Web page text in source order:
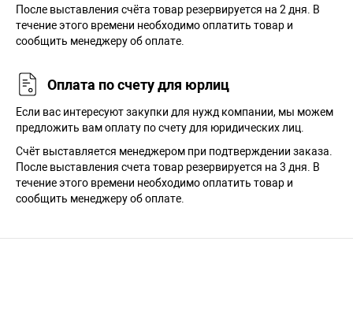
После выставления счёта товар резервируется на 2 дня. В
течение этого времени необходимо оплатить товар и
сообщить менеджеру об оплате.
Оплата по счету для юрлиц
Если вас интересуют закупки для нужд компании, мы можем
предложить вам оплату по счету для юридических лиц.
Счёт выставляется менеджером при подтверждении заказа.
После выставления счета товар резервируется на 3 дня. В
течение этого времени необходимо оплатить товар и
сообщить менеджеру об оплате.